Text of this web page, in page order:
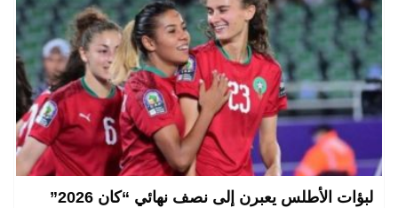
لبؤات الأطلس يعبرن إلى نصف نهائي “كان 2026”